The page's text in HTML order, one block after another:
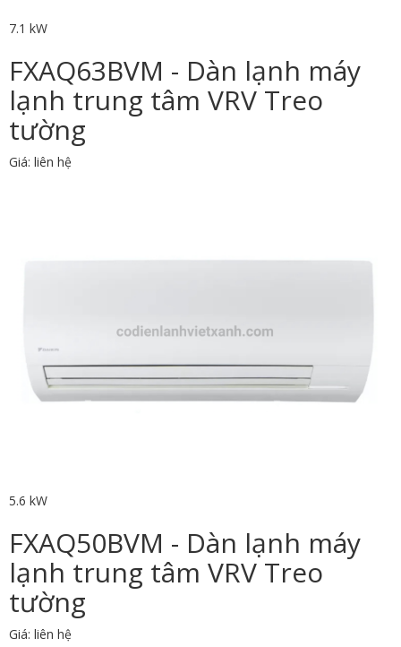
7.1 kW
FXAQ63BVM - Dàn lạnh máy
lạnh trung tâm VRV Treo
tường
Giá: liên hệ
5.6 kW
FXAQ50BVM - Dàn lạnh máy
lạnh trung tâm VRV Treo
tường
Giá: liên hệ